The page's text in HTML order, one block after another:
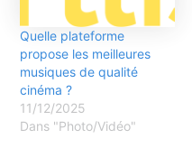
Quelle plateforme
propose les meilleures
musiques de qualité
cinéma ?
11/12/2025
Dans "Photo/Vidéo"